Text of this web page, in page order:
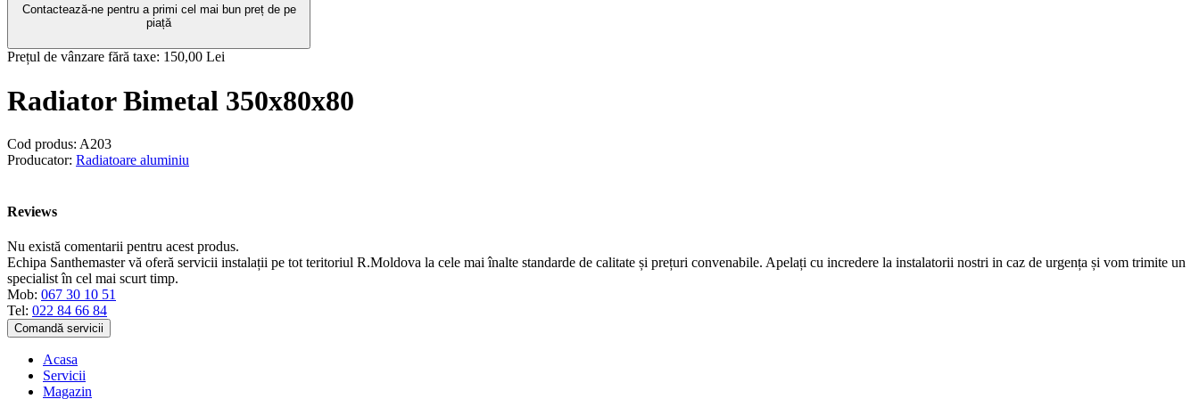
Contactează-ne pentru a primi cel mai bun preț de pe
piață
Prețul de vânzare fără taxe: 150,00 Lei
Radiator Bimetal 350x80x80
Cod produs: A203
Producator: Radiatoare aluminiu
Reviews
Nu există comentarii pentru acest produs.
Echipa Santhemaster vă oferă servicii instalații pe tot teritoriul R.Moldova la cele mai înalte standarde de calitate și prețuri convenabile. Apelați cu incredere la instalatorii nostri in caz de urgența și vom trimite un
specialist în cel mai scurt timp.
Mob: 067 30 10 51
Tel: 022 84 66 84
Comandă servicii
Acasa
Servicii
Magazin